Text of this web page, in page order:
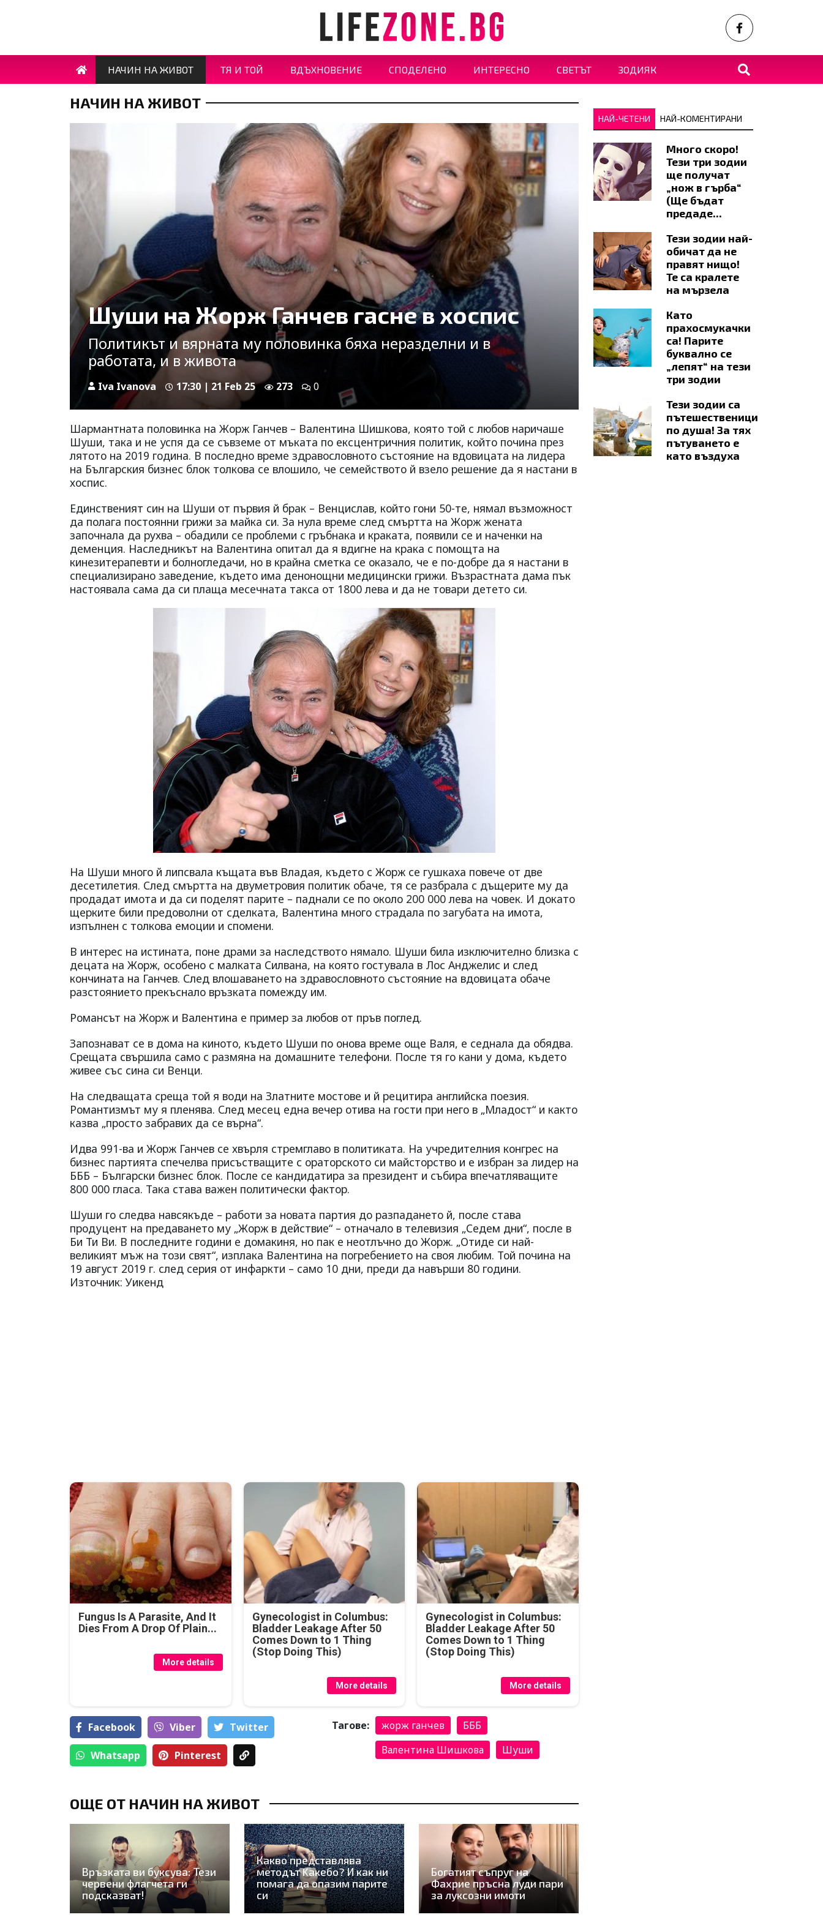
НАЧИН НА ЖИВОТ ТЯ И ТОЙ ВДЪХНОВЕНИЕ СПОДЕЛЕНО ИНТЕРЕСНО СВЕТЪТ ЗОДИЯК
НАЧИН НА ЖИВОТ
Шуши на Жорж Ганчев гасне в хоспис
Политикът и вярната му половинка бяха неразделни и в
работата, и в живота
Iva Ivanova 17:30 | 21 Feb 25 273 0
Шармантната половинка на Жорж Ганчев – Валентина Шишкова, която той с любов наричаше
Шуши, така и не успя да се съвземе от мъката по ексцентричния политик, който почина през
лятото на 2019 година. В последно време здравословното състояние на вдовицата на лидера
на Българския бизнес блок толкова се влошило, че семейството й взело решение да я настани в
хоспис.
Единственият син на Шуши от първия й брак – Венцислав, който гони 50-те, нямал възможност
да полага постоянни грижи за майка си. За нула време след смъртта на Жорж жената
започнала да рухва – обадили се проблеми с гръбнака и краката, появили се и наченки на
деменция. Наследникът на Валентина опитал да я вдигне на крака с помощта на
кинезитерапевти и болногледачи, но в крайна сметка се оказало, че е по-добре да я настани в
специализирано заведение, където има денонощни медицински грижи. Възрастната дама пък
настоявала сама да си плаща месечната такса от 1800 лева и да не товари детето си.
На Шуши много й липсвала къщата във Владая, където с Жорж се гушкаха повече от две
десетилетия. След смъртта на двуметровия политик обаче, тя се разбрала с дъщерите му да
продадат имота и да си поделят парите – паднали се по около 200 000 лева на човек. И докато
щерките били предоволни от сделката, Валентина много страдала по загубата на имота,
изпълнен с толкова емоции и спомени.
В интерес на истината, поне драми за наследството нямало. Шуши била изключително близка с
децата на Жорж, особено с малката Силвана, на която гостувала в Лос Анджелис и след
кончината на Ганчев. След влошаването на здравословното състояние на вдовицата обаче
разстоянието прекъснало връзката помежду им.
Романсът на Жорж и Валентина е пример за любов от пръв поглед.
Запознават се в дома на киното, където Шуши по онова време още Валя, е седнала да обядва.
Срещата свършила само с размяна на домашните телефони. После тя го кани у дома, където
живее със сина си Венци.
На следващата среща той я води на Златните мостове и й рецитира английска поезия.
Романтизмът му я пленява. След месец една вечер отива на гости при него в „Младост“ и както
казва „просто забравих да се върна“.
Идва 991-ва и Жорж Ганчев се хвърля стремглаво в политиката. На учредителния конгрес на
бизнес партията спечелва присъстващите с ораторското си майсторство и е избран за лидер на
БББ – Български бизнес блок. После се кандидатира за президент и събира впечатляващите
800 000 гласа. Така става важен политически фактор.
Шуши го следва навсякъде – работи за новата партия до разпадането й, после става
продуцент на предаването му „Жорж в действие“ – отначало в телевизия „Седем дни“, после в
Би Ти Ви. В последните години е домакиня, но пак е неотлъчно до Жорж. „Отиде си най-
великият мъж на този свят“, изплака Валентина на погребението на своя любим. Той почина на
19 август 2019 г. след серия от инфаркти – само 10 дни, преди да навърши 80 години.
Източник: Уикенд
Fungus Is A Parasite, And It
Dies From A Drop Of Plain...
More details
Gynecologist in Columbus:
Bladder Leakage After 50
Comes Down to 1 Thing
(Stop Doing This)
More details
Gynecologist in Columbus:
Bladder Leakage After 50
Comes Down to 1 Thing
(Stop Doing This)
More details
Facebook Viber Тwitter
Whatsapp Pinterest
Тагове: жорж ганчев
БББ
Валентина Шишкова
Шуши
ОЩЕ ОТ НАЧИН НА ЖИВОТ
Връзката ви буксува: Тези
червени флагчета ги
подсказват!
Какво представлява
методът Kaкебо? И как ни
помага да опазим парите
си
Богатият съпруг на
Фахрие пръсна луди пари
за луксозни имоти
НАЙ-ЧЕТЕНИ НАЙ-КОМЕНТИРАНИ
Много скоро!
Тези три зодии
ще получат
„нож в гърба“
(Ще бъдат
предаде...
Тези зодии най-
обичат да не
правят нищо!
Те са кралете
на мързела
Като
прахосмукачки
са! Парите
буквално се
„лепят“ на тези
три зодии
Тези зодии са
пътешественици
по душа! За тях
пътуването е
като въздуха